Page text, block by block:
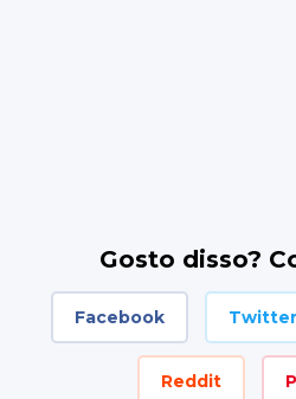
Gosto disso?
Facebook Twitter
Reddit